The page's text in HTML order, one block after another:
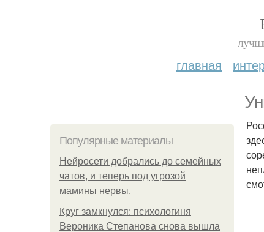
главная
Популярные материалы
Нейросети добрались до семейных
чатов, и теперь под угрозой
мамины нервы.
Круг замкнулся: психологиня
Вероника Степанова снова вышла